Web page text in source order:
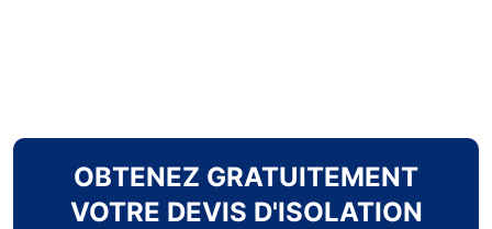
OBTENEZ GRATUITEMENT
VOTRE DEVIS D'ISOLATION